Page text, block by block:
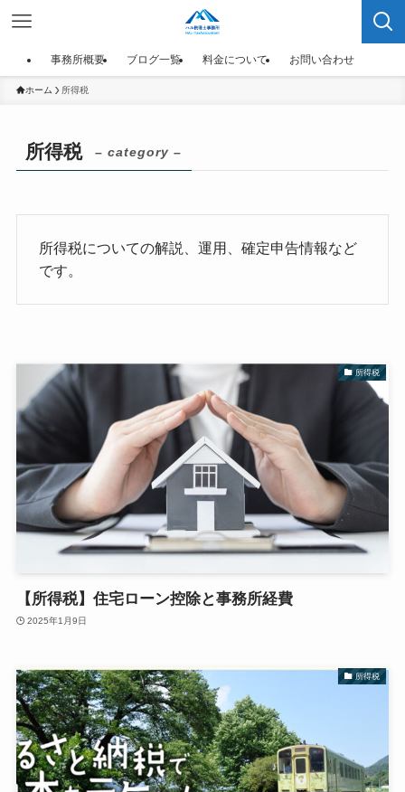
事務所概要 ブログ一覧 料金について お問い合わせ
ホーム 所得税
所得税 – category –
所得税についての解説、運用、確定申告情報など
です。
所得税
【所得税】住宅ローン控除と事務所経費
2025年1月9日
所得税